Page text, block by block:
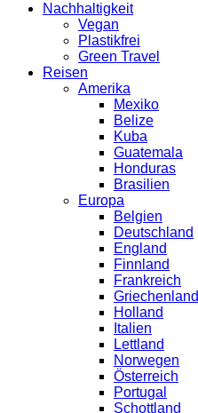
Nachhaltigkeit
Vegan
Plastikfrei
Green Travel
Reisen
Amerika
Mexiko
Belize
Kuba
Guatemala
Honduras
Brasilien
Europa
Belgien
Deutschland
England
Finnland
Frankreich
Griechenland
Holland
Italien
Lettland
Norwegen
Österreich
Portugal
Schottland